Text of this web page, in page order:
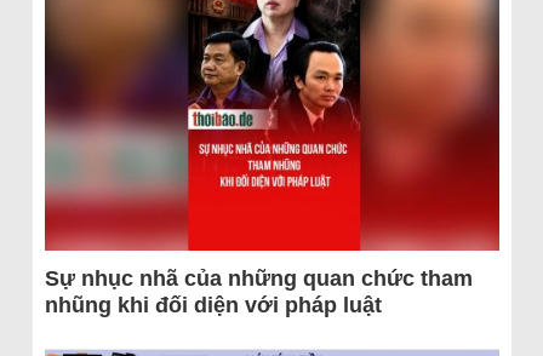
Sự nhục nhã của những quan chức tham
nhũng khi đối diện với pháp luật